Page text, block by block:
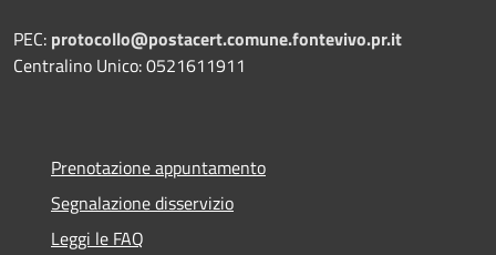
PEC: protocollo@postacert.comune.fontevivo.pr.it
Centralino Unico: 0521611911
Prenotazione appuntamento
Segnalazione disservizio
Leggi le FAQ